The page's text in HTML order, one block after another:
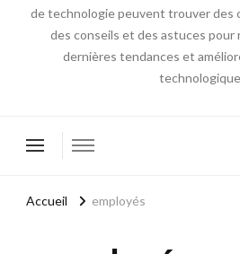
de technologie peuvent trouver des
des conseils et des astuces pour
dernières tendances et
Accueil employés